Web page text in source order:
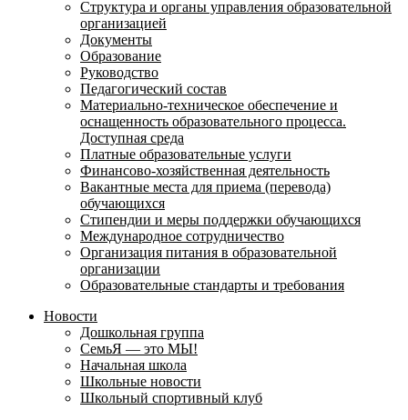
Структура и органы управления образовательной
организацией
Документы
Образование
Руководство
Педагогический состав
Материально-техническое обеспечение и
оснащенность образовательного процесса.
Доступная среда
Платные образовательные услуги
Финансово-хозяйственная деятельность
Вакантные места для приема (перевода)
обучающихся
Стипендии и меры поддержки обучающихся
Международное сотрудничество
Организация питания в образовательной
организации
Образовательные стандарты и требования
Новости
Дошкольная группа
СемьЯ — это МЫ!
Начальная школа
Школьные новости
Школьный спортивный клуб